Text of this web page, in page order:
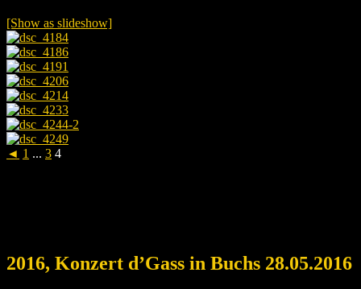
[Show as slideshow]
◄ 1 ... 3 4
2016, Konzert d’Gass in Buchs 28.05.2016